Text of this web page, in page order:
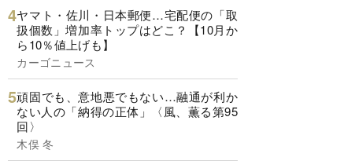
ヤマト・佐川・日本郵便…宅配便の「取
扱個数」増加率トップはどこ？【10月か
ら10％値上げも】
カーゴニュース
頑固でも、意地悪でもない…融通が利か
ない人の「納得の正体」〈風、薫る第95
回〉
木俣 冬